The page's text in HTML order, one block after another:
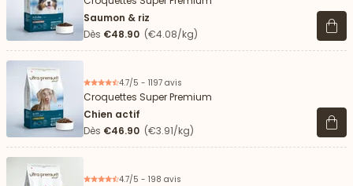
Saumon & riz
Dès €48.90 (€4.08/kg) Voir
4.7/5 - 1197 avis
Croquettes Super Premium
Chien actif
Dès €46.90 (€3.91/kg) Voir
4.7/5 - 198 avis